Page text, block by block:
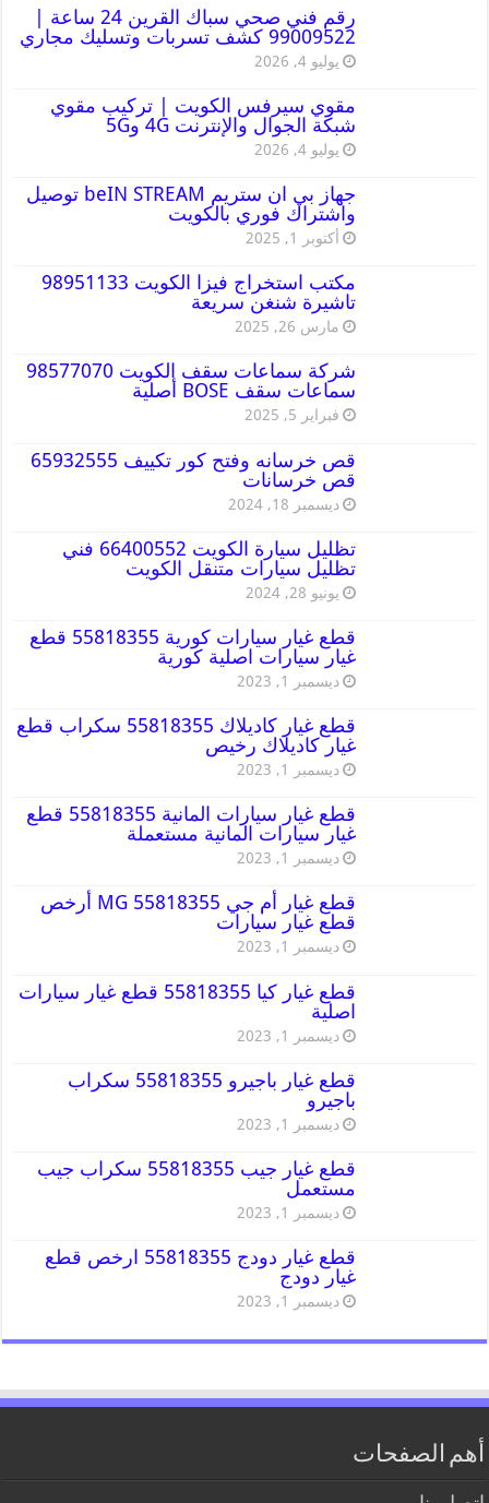
رقم فني صحي سباك القرين 24 ساعة |
99009522 كشف تسربات وتسليك مجاري
يوليو 4, 2026
مقوي سيرفس الكويت | تركيب مقوي
شبكة الجوال والإنترنت 4G و5G
يوليو 4, 2026
جهاز بي ان ستريم beIN STREAM توصيل
واشتراك فوري بالكويت
أكتوبر 1, 2025
مكتب استخراج فيزا الكويت 98951133
تاشيرة شنغن سريعة
مارس 26, 2025
شركة سماعات سقف الكويت 98577070
سماعات سقف BOSE أصلية
فبراير 5, 2025
قص خرسانه وفتح كور تكييف 65932555
قص خرسانات
ديسمبر 18, 2024
تظليل سيارة الكويت 66400552 فني
تظليل سيارات متنقل الكويت
يونيو 28, 2024
قطع غيار سيارات كورية 55818355 قطع
غيار سيارات اصلية كورية
ديسمبر 1, 2023
قطع غيار كاديلاك 55818355 سكراب قطع
غيار كاديلاك رخيص
ديسمبر 1, 2023
قطع غيار سيارات المانية 55818355 قطع
غيار سيارات المانية مستعملة
ديسمبر 1, 2023
قطع غيار أم جي MG 55818355 أرخص
قطع غيار سيارات
ديسمبر 1, 2023
قطع غيار كيا 55818355 قطع غيار سيارات
اصلية
ديسمبر 1, 2023
قطع غيار باجيرو 55818355 سكراب
باجيرو
ديسمبر 1, 2023
قطع غيار جيب 55818355 سكراب جيب
مستعمل
ديسمبر 1, 2023
قطع غيار دودج 55818355 ارخص قطع
غيار دودج
ديسمبر 1, 2023
أهم الصفحات